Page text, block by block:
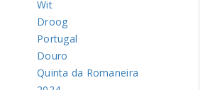
Wit
Droog
Portugal
Douro
Quinta da Romaneira